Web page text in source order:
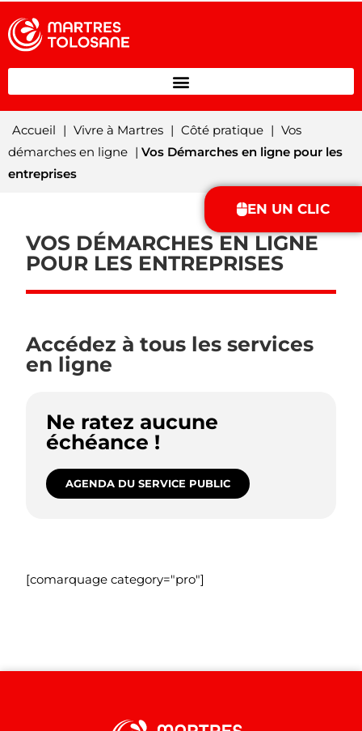
EN UN CLIC
Accueil | Vivre à Martres | Côté pratique | Vos
démarches en ligne | Vos Démarches en ligne pour les
entreprises
VOS DÉMARCHES EN LIGNE
POUR LES ENTREPRISES
Accédez à tous les services
en ligne
Ne ratez aucune
échéance !
AGENDA DU SERVICE PUBLIC
[comarquage category="pro"]